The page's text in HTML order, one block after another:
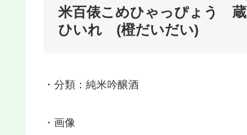
米百俵こめひゃっぴょう
ひいれ (橙だいだい)
・分類：純米吟醸酒
・画像